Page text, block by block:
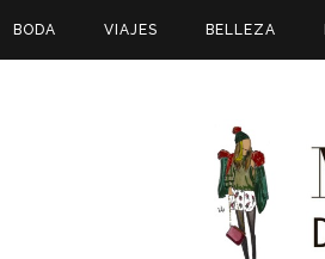
BODA VIAJES BELLEZA